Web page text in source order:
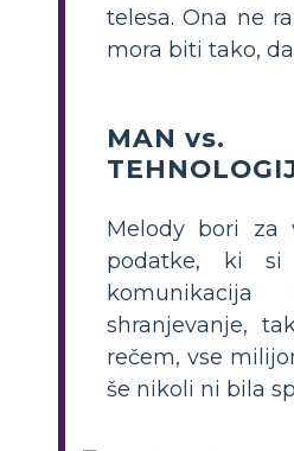
telesa. Ona ne
mora biti tako,
MAN vs.
Melody bori za
podatke, ki si
shranjevanje,
rečem, vse
še nikoli ni bila